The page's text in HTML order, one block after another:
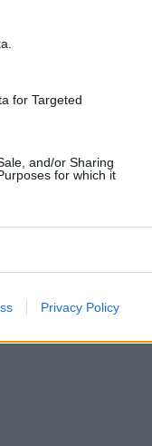
for Targeted
and/or Sharing
for which it
Privacy Policy